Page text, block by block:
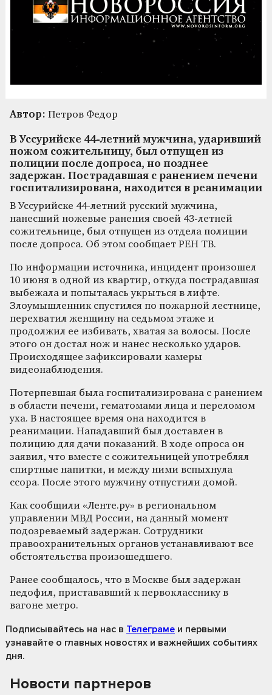
Автор: Петров Федор
В Уссурийске 44-летний мужчина, ударивший
ножом сожительницу, был отпущен из
полиции после допроса, но позднее
задержан. Пострадавшая с ранением печени
госпитализирована, находится в реанимации
В Уссурийске 44-летний русский мужчина,
нанесший ножевые ранения своей 43-летней
сожительнице, был отпущен из отдела полиции
после допроса. Об этом сообщает РЕН ТВ.
По информации источника, инцидент произошел
10 июня в одной из квартир, откуда пострадавшая
выбежала и попыталась укрыться в лифте.
Злоумышленник спустился по пожарной лестнице,
перехватил женщину на седьмом этаже и
продолжил ее избивать, хватая за волосы. После
этого он достал нож и нанес несколько ударов.
Происходящее зафиксировали камеры
видеонаблюдения.
Потерпевшая была госпитализирована с ранением
в области печени, гематомами лица и переломом
уха. В настоящее время она находится в
реанимации. Нападавший был доставлен в
полицию для дачи показаний. В ходе опроса он
заявил, что вместе с сожительницей употреблял
спиртные напитки, и между ними вспыхнула
ссора. После этого мужчину отпустили домой.
Как сообщили «Ленте.ру» в региональном
управлении МВД России, на данный момент
подозреваемый задержан. Сотрудники
правоохранительных органов устанавливают все
обстоятельства произошедшего.
Ранее сообщалось, что в Москве был задержан
педофил, пристававший к первокласснику в
вагоне метро.
Подписывайтесь на нас в Телеграме и первыми
узнавайте о главных новостях и важнейших событиях
дня.
Новости партнеров